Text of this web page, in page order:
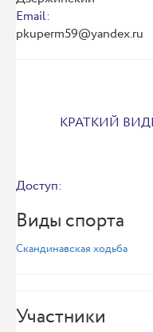
Email:
pkuperm59@yandex.ru
КРАТКИЙ
Доступ:
Виды спорта
Скандинавская ходьба
Участники